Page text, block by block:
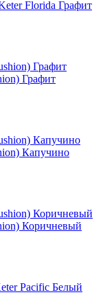
Florida Графит
Графит
Капучино
Коричневый
Pacific Белый